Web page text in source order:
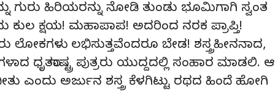
ಗುರು ಹಿರಿಯರನ್ನು ನೋಡಿ ತುಂಡು ಭೂಮಿಗಾಗಿ ಸ್ವಂತ
ಕುಲ ಕ್ಷಯ! ಮಹಾಪಾಪ! ಅದರಿಂದ ನರಕ ಪ್ರಾಪ್ತಿ!
ಲೋಕಗಳು ಲಭಿಸುತ್ತವೆಂದರೂ ಬೇಡ! ಶಸ್ತ್ರಹೀನನಾದ,
ಧೃತರಾಷ್ಟ್ರ ಪುತ್ರರು ಯುದ್ದದಲ್ಲಿ ಸಂಹಾರ ಮಾಡಲಿ. ಆ
ಎಂದು ಅರ್ಜುನ ಶಸ್ತ್ರ ಕೆಳಗಿಟ್ಟು ರಥದ ಹಿಂದೆ ಹೋಗಿ